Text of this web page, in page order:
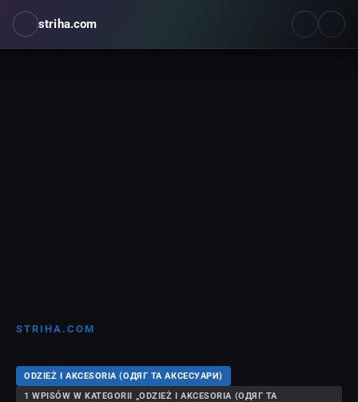
striha.com
STRIHA.COM
ODZIEŻ I AKCESORIA (ОДЯГ ТА АКСЕСУАРИ)
1 WPISÓW W KATEGORII „ODZIEŻ I AKCESORIA (ОДЯГ ТА